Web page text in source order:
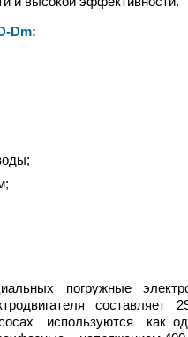
Dm:
погружные
составляет
используются как